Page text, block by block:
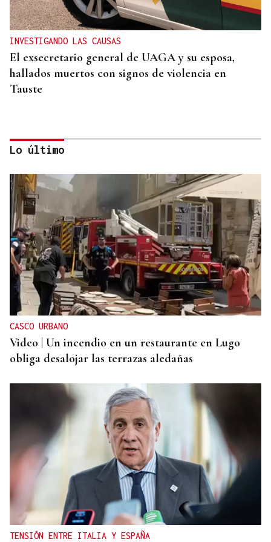
INVESTIGANDO LAS CAUSAS
El exsecretario general de UAGA y su esposa,
hallados muertos con signos de violencia en
Tauste
INCENDIO EN UN BARRANCO
Unos 200 efectivos combaten el incendio de Tírig,
que ya roza las 400 hectáreas
Lo último
CASCO URBANO
Video | Un incendio en un restaurante en Lugo
obliga desalojar las terrazas aledañas
TENSIÓN ENTRE ITALIA Y ESPAÑA